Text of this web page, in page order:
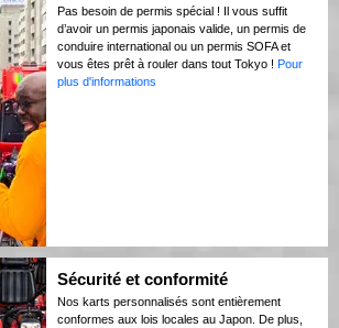
Pas besoin de permis spécial ! Il vous suffit
d’avoir un permis japonais valide, un permis de
conduire international ou un permis SOFA et
vous êtes prêt à rouler dans tout Tokyo ! Pour
plus d'informations
Sécurité et conformité
Nos karts personnalisés sont entièrement
conformes aux lois locales au Japon. De plus,